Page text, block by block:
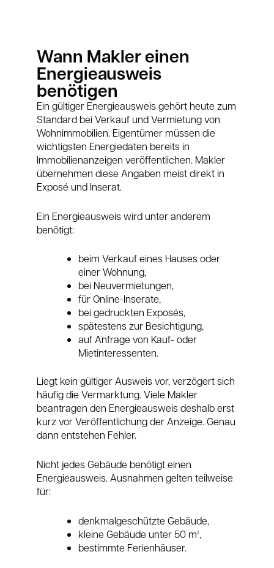
Wann Makler einen
Energieausweis
benötigen
Ein gültiger Energieausweis gehört heute zum
Standard bei Verkauf und Vermietung von
Wohnimmobilien. Eigentümer müssen die
wichtigsten Energiedaten bereits in
Immobilienanzeigen veröffentlichen. Makler
übernehmen diese Angaben meist direkt in
Exposé und Inserat.
Ein Energieausweis wird unter anderem
benötigt:
beim Verkauf eines Hauses oder
einer Wohnung,
bei Neuvermietungen,
für Online-Inserate,
bei gedruckten Exposés,
spätestens zur Besichtigung,
auf Anfrage von Kauf- oder
Mietinteressenten.
Liegt kein gültiger Ausweis vor, verzögert sich
häufig die Vermarktung. Viele Makler
beantragen den Energieausweis deshalb erst
kurz vor Veröffentlichung der Anzeige. Genau
dann entstehen Fehler.
Nicht jedes Gebäude benötigt einen
Energieausweis. Ausnahmen gelten teilweise
für:
denkmalgeschützte Gebäude,
kleine Gebäude unter 50 m²,
bestimmte Ferienhäuser.